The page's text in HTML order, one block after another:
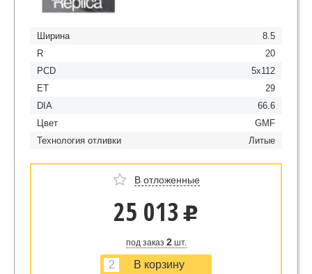
Ширина
8.5
R
20
PCD
5x112
ET
29
DIA
66.6
Цвет
GMF
Технология отливки
Литые
В отложенные
25 013 u
под заказ 2шт.